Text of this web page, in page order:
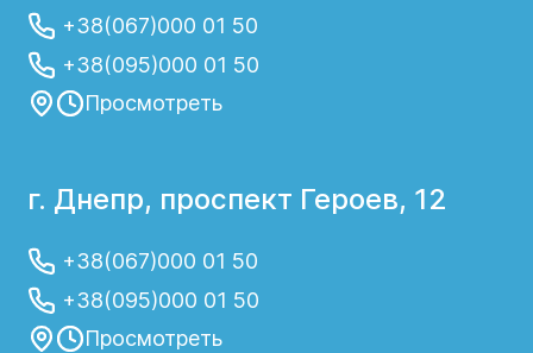
+38(067)000 01 50
+38(095)000 01 50
Просмотреть
г. Днепр, проспект Героев, 12
+38(067)000 01 50
+38(095)000 01 50
Просмотреть